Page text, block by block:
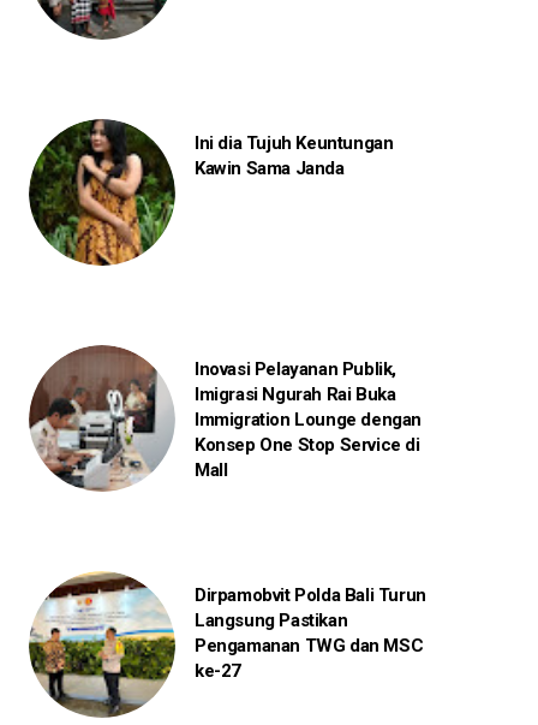
Ini dia Tujuh Keuntungan
Kawin Sama Janda
Inovasi Pelayanan Publik,
Imigrasi Ngurah Rai Buka
Immigration Lounge dengan
Konsep One Stop Service di
Mall
Dirpamobvit Polda Bali Turun
Langsung Pastikan
Pengamanan TWG dan MSC
ke-27